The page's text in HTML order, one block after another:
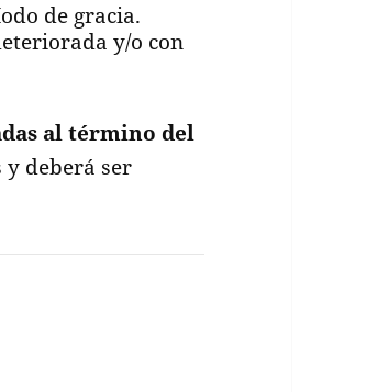
de gracia.
y/o con
al término del
y deberá ser